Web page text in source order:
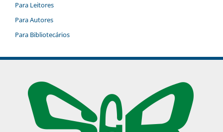
Para Leitores
Para Autores
Para Bibliotecários